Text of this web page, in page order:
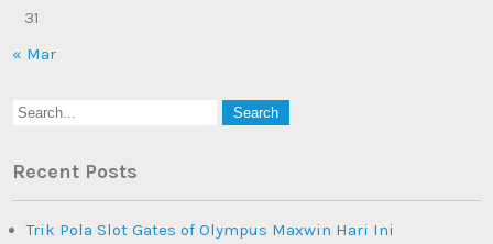
31
« Mar
Recent Posts
Trik Pola Slot Gates of Olympus Maxwin Hari Ini